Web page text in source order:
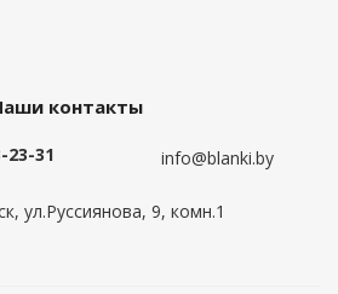
контакты
23-31 info@blanki.by
ул.Руссиянова, 9, комн.1